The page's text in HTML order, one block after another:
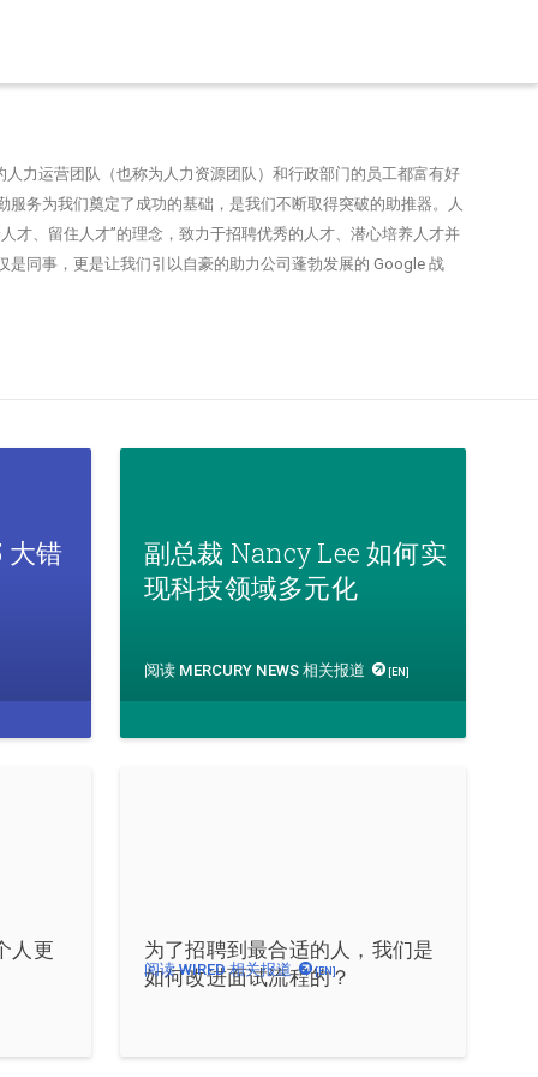
力运营团队（也称为人力资源团队）和行政部门的员工都富有好
服务为我们奠定了成功的基础，是我们不断取得突破的助推器。人
才、留住人才”的理念，致力于招聘优秀的人才、潜心培养人才并
是同事，更是让我们引以自豪的助力公司蓬勃发展的 Google 战
大错
副总裁 Nancy Lee 如何实
现科技领域多元化
阅读 MERCURY NEWS 相关报道 [EN]
人更
为了招聘到最合适的人，我们是
如何改进面试流程的？
阅读 WIRED 相关报道 [EN]